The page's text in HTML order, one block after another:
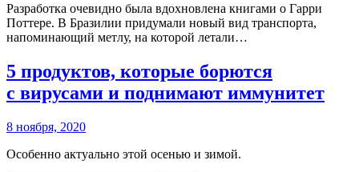
Разработка очевидно была вдохновлена книгами о Гарри
Поттере. В Бразилии придумали новый вид транспорта,
напоминающий метлу, на которой летали…
5 продуктов, которые борются
с вирусами и поднимают иммунитет
8 ноября, 2020
Особенно актуально этой осенью и зимой.